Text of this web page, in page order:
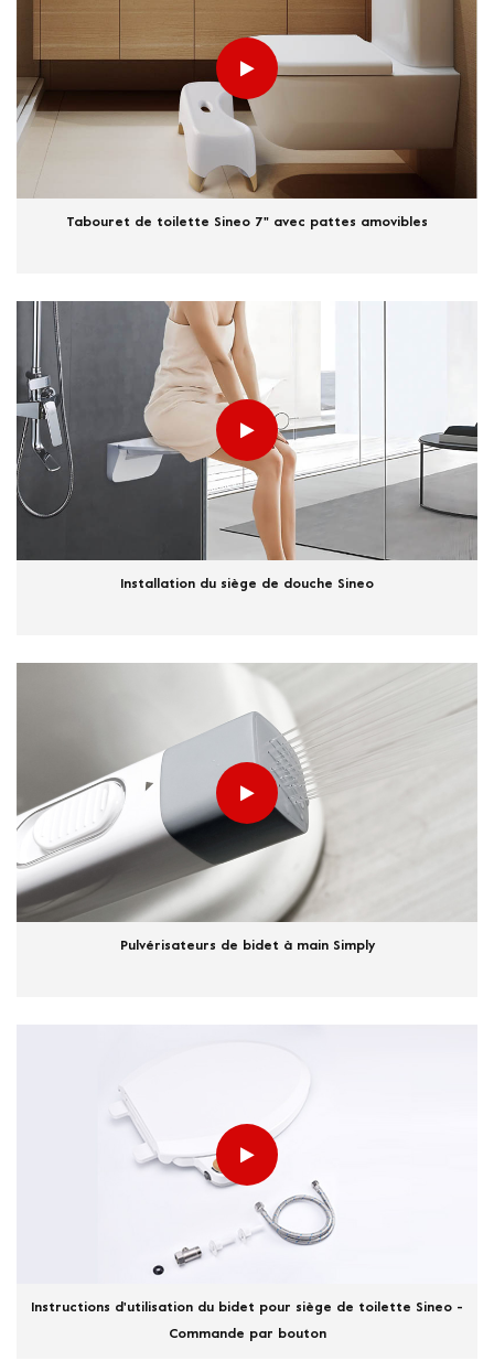
Tabouret de toilette Sineo 7" avec pattes amovibles
Installation du siège de douche Sineo
Pulvérisateurs de bidet à main Simply
Instructions d'utilisation du bidet pour siège de toilette Sineo -
Commande par bouton